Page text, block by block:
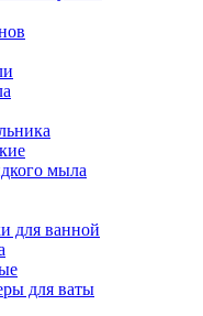
мыла
для ванной
для ваты